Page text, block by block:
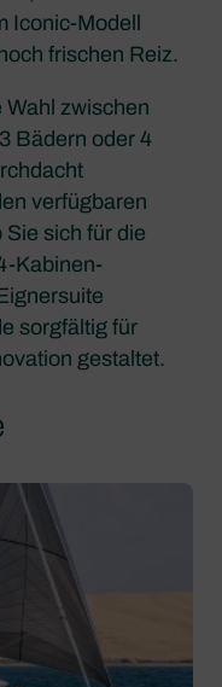
Iconic-Modell
frischen Reiz.
Wahl zwischen
Bädern oder 4
verfügbaren
sich für die
Kabinen-
sorgfältig für
gestaltet.